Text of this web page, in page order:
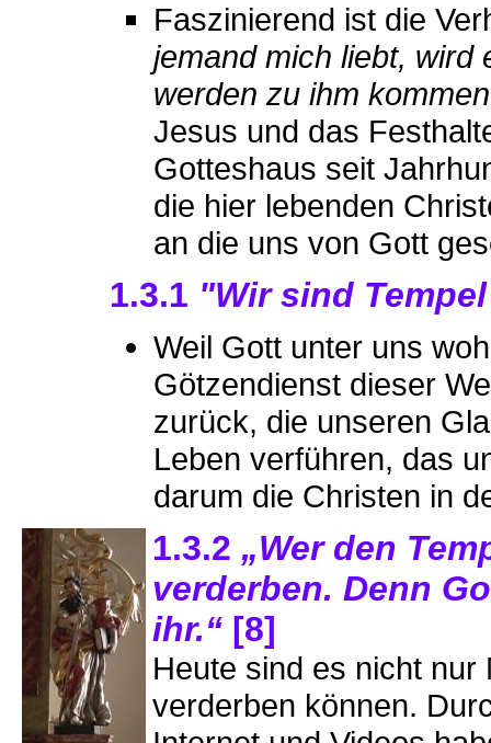
Faszinierend ist die
jemand mich liebt, wird
werden zu ihm
Jesus und das
Gotteshaus seit
die hier lebenden
an die uns von Gott
1.3.1 "Wir sind
Weil Gott unter uns
Götzendienst dieser
zurück, die unseren
Leben verführen, das
darum die Christen in
1.3.2 „Wer den
verderben. Denn
ihr.“ [8]
Heute sind es nicht
verderben können.